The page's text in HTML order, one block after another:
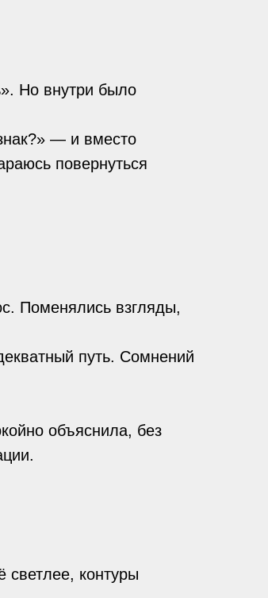
Но внутри было
— и вместо
повернуться
Поменялись взгляды,
путь. Сомнений
объяснила, без
светлее, контуры